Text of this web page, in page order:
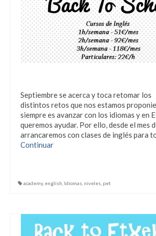
Septiembre se acerca y toca retomar los
distintos retos que nos estamos
siempre es avanzar con los idiomas y en
queremos ayudar. Por ello, desde el mes
arrancaremos con clases de inglés para
Continuar
academy, english Idiomas niveles pet